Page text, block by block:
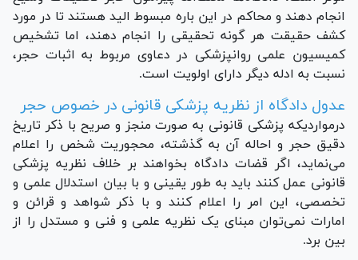
انجام دهند و محاکم در این باره مبسوط الید هستند تا در مورد
کشف حقیقت هر گونه تحقیقی را انجام دهند، اما تشخیص
کمیسیون علمی روانپزشکی در دعاوی مربوط به اثبات حجر،
نسبت به ادله دیگر دارای اولویت است.
عدول دادگاه از نظریه پزشکی قانونی در خصوص حجر
درمواردیکه پزشکی قانونی به صورت منجز و صریح با ذکر تاریخ
دقیق حجر و احاله آن به گذشته، محجوریت شخص را اعلام
می‌نماید، اگر قضات دادگاه بخواهند بر خلاف نظریه پزشکی
قانونی عمل کنند باید به طور یقینی و با بیان استدلال علمی و
تخصصی، این امر را اعلام کنند و با ذکر شواهد و قرائن و
امارات نمی‌توان مبنای یک نظریه علمی و فنی و مستدل را از
بین برد.